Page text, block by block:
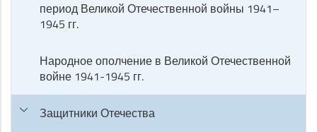
период Великой Отечественной войны 1941–
1945 гг.
Народное ополчение в Великой Отечественной
войне 1941-1945 гг.
Защитники Отечества